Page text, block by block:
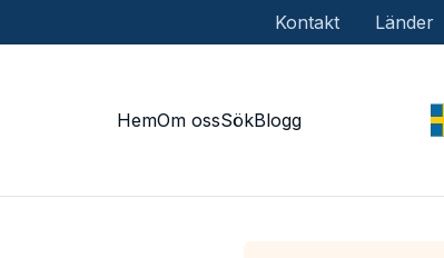
Kontakt Länder
HemOm ossSökBlogg